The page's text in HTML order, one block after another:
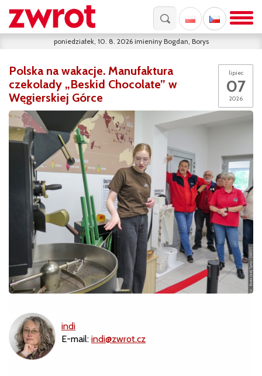
poniedziałek, 10. 8. 2026 imieniny Bogdan, Borys
lipiec
07
2026
Polska na wakacje. Manufaktura
czekolady „Beskid Chocolate” w
Węgierskiej Górce
indi
E-mail: indi@zwrot.cz